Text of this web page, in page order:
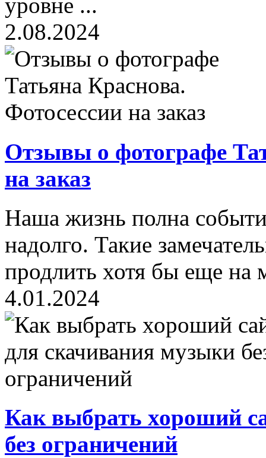
уровне ...
2.08.2024
Отзывы о фотографе
на заказ
Наша жизнь полна
надолго. Такие
продлить хотя бы еще
4.01.2024
Как выбрать хороший
без ограничений